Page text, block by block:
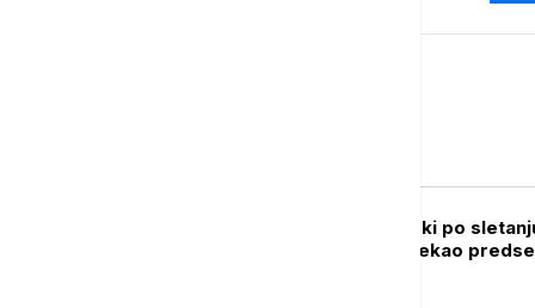
Oglasio se Zelenski po
Beograd: Ovo je rekao